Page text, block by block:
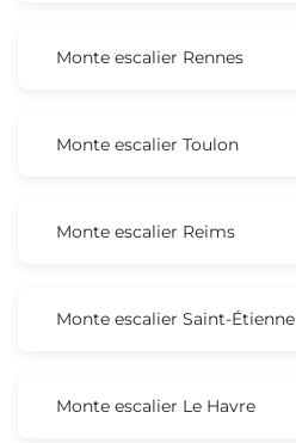
Monte escalier Rennes
Monte escalier Toulon
Monte escalier Reims
Monte escalier Saint-Étienne
Monte escalier Le Havre